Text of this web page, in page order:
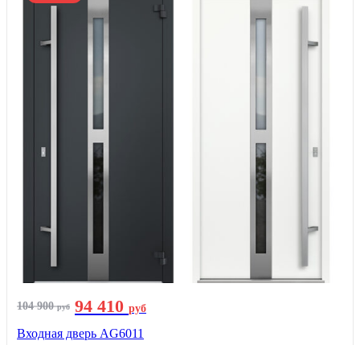
104 900руб 94 410 руб
Входная дверь AG6011